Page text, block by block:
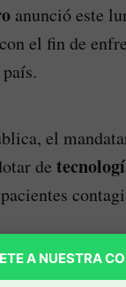
anunció este
el fin de
el
de
A NUESTRA